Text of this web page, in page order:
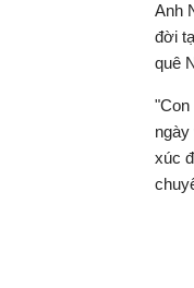
Anh
đời
quê
"Con
xúc